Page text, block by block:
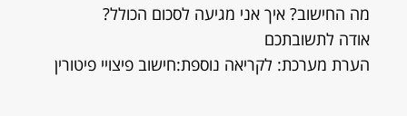
מה החישוב? איך אני מגיעה לסכום הכולל?
אודה לתשובתכם
הערת מערכת: לקריאה נוספת:חישוב פיצויי פיטורין